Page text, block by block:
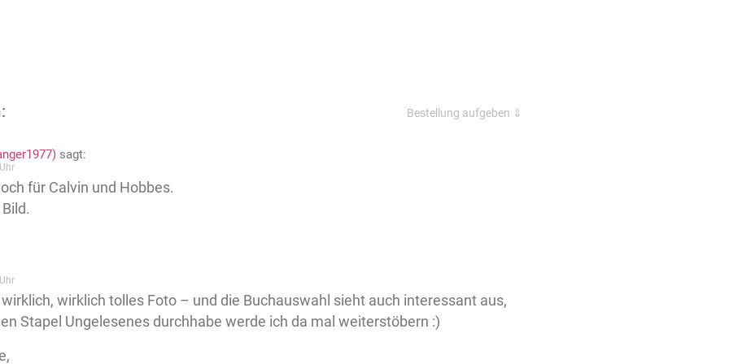
Bestellung aufgeben ⇓
sagt:
für Calvin und Hobbes.
wirklich tolles Foto – und die Buchauswahl sieht auch interessant aus,
Stapel Ungelesenes durchhabe werde ich da mal weiterstöbern :)